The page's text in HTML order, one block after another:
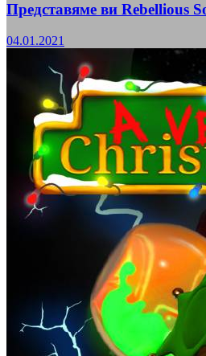
Представяме ви Rebellious
04.01.2021